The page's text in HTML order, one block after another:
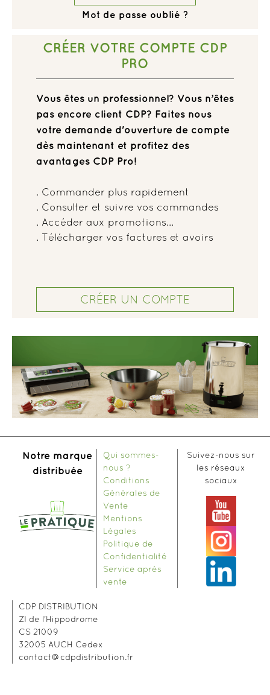
Mot de passe oublié ?
CRÉER VOTRE COMPTE CDP
PRO
Vous êtes un professionnel? Vous n’êtes
pas encore client CDP? Faites nous
votre demande d'ouverture de compte
dès maintenant et profitez des
avantages CDP Pro!
. Commander plus rapidement
. Consulter et suivre vos commandes
. Accéder aux promotions...
. Télécharger vos factures et avoirs
CRÉER UN COMPTE
Notre marque
distribuée
Qui sommes-
nous ?
Conditions
Générales de
Vente
Mentions
Légales
Politique de
Confidentialité
Service après
vente
Suivez-nous sur
les réseaux
sociaux
CDP DISTRIBUTION
ZI de l'Hippodrome
CS 21009
32005 AUCH Cedex
contact@cdpdistribution.fr